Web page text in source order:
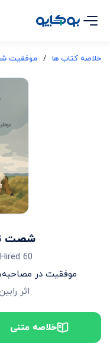
خلاصه کتاب ها / موفقیت
شصت
60 Seconds & You’re Hired!
موفقیت در مصاحبه‌های
اثر
خلاصه متنی